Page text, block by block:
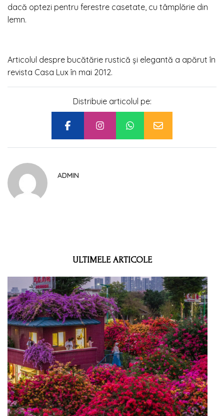
dacă optezi pentru ferestre casetate, cu tâmplărie din
lemn.
Articolul despre bucătărie rustică și elegantă a apărut în
revista Casa Lux în mai 2012.
Distribuie articolul pe:
ADMIN
ULTIMELE ARTICOLE